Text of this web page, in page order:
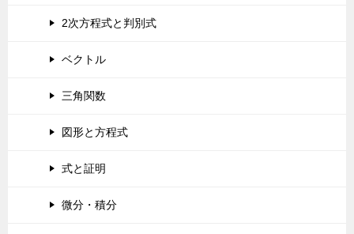
2次方程式と判別式
ベクトル
三角関数
図形と方程式
式と証明
微分・積分